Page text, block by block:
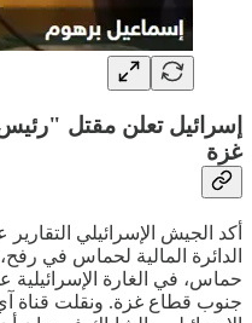
إسرائيل تعلن مقتل
غزة
أكد الجيش الإسرائيلي
الدائرة المالية لحماس في
حماس، في الغارة